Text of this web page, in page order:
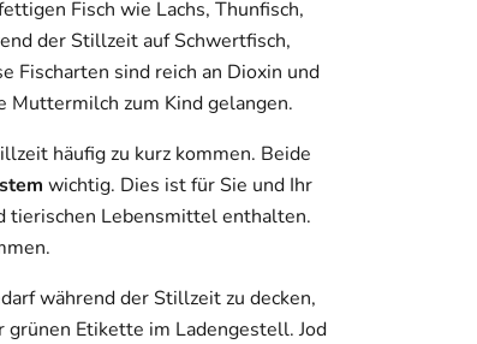
Fisch wie Lachs, Thunfisch,
der Stillzeit auf Schwertfisch,
Fischarten sind reich an Dioxin und
Muttermilch zum Kind gelangen.
häufig zu kurz kommen. Beide
wichtig. Dies ist für Sie und Ihr
tierischen Lebensmittel enthalten.
während der Stillzeit zu decken,
Etikette im Ladengestell. Jod